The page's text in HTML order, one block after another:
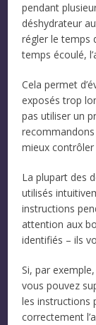
pendant
déshydrateur
régler le temps
temps écoulé,
Cela permet
exposés trop
pas utiliser un
mieux contrôler
La plupart des
utilisés
instructions
attention aux
identifiés – ils
Si, par
vous pouvez
les instructions
correctement